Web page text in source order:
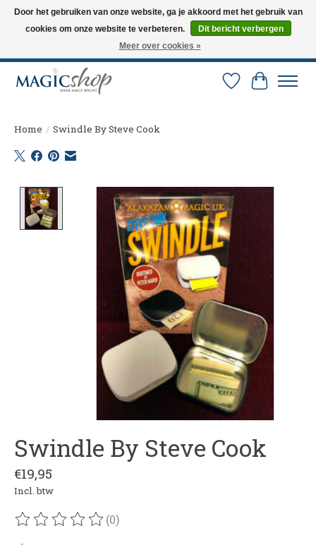
Altijd de nieuwste trucs op voorraad. Snelle verzending via PostNL en DHL.
Langskomen in onze winkel? Bel of mail om een afspraak te maken. 0251-
Verlanglijst
Home / Swindle By Steve Cook
Product image slideshow Items
Swindle By Steve Cook
€19,95
Incl. btw
De beoordeling van dit product is
(0)
Door het gebruiken van onze website, ga je akkoord met het gebruik van
cookies om onze website te verbeteren.
Dit bericht verbergen
Meer over cookies »